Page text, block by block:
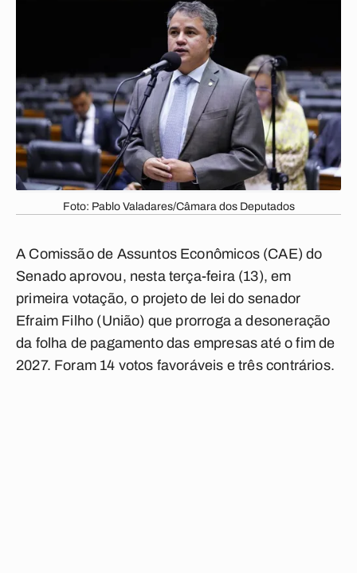
Foto: Pablo Valadares/Câmara dos Deputados
A Comissão de Assuntos Econômicos (CAE) do
Senado aprovou, nesta terça-feira (13), em
primeira votação, o projeto de lei do senador
Efraim Filho (União) que prorroga a desoneração
da folha de pagamento das empresas até o fim de
2027. Foram 14 votos favoráveis e três contrários.